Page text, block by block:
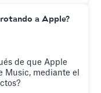
a Apple?
de que Apple
Music, mediante el